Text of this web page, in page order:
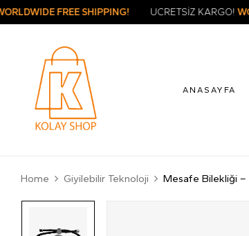
KARGO!WORLDWIDE FREE SHIPPING!
ANASAYFA
Home Giyilebilir Teknoloji Mesafe Bilekliği –